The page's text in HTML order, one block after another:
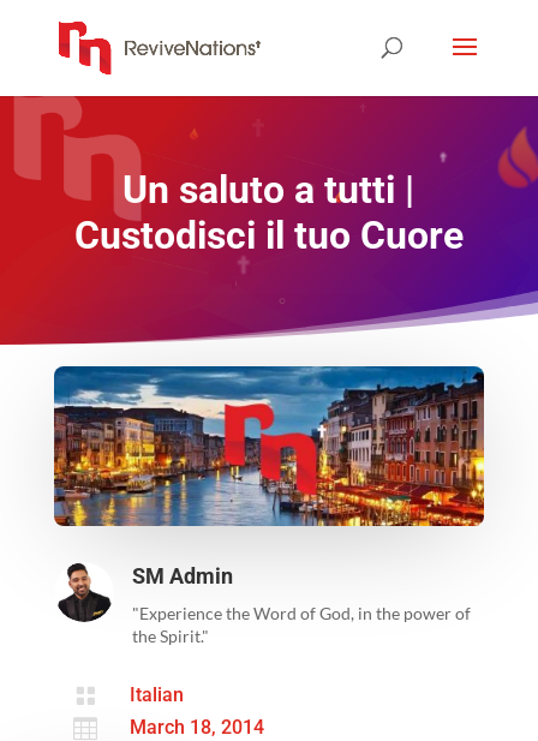
Un saluto a tutti |
Custodisci il tuo Cuore
SM Admin
"Experience the Word of God, in the power of
the Spirit."
 Italian
 March 18, 2014